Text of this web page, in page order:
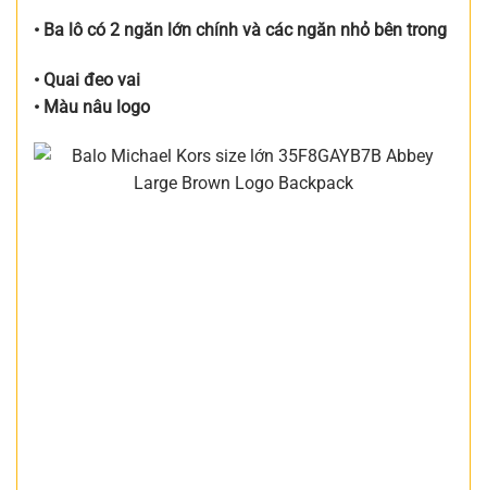
• Ba lô có 2 ngăn lớn chính và các ngăn nhỏ bên trong
• Quai đeo vai
• Màu nâu logo